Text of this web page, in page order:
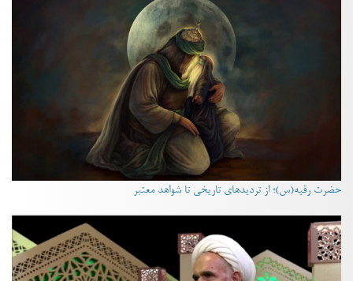
حضرت رقیه(س)؛ از تردیدهای تاریخی تا شواهد معتبر